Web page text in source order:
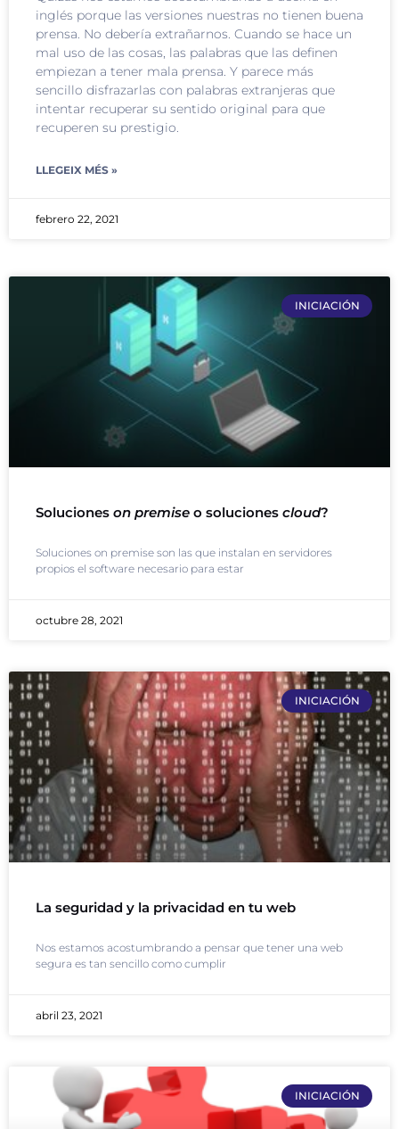
inglés porque las versiones nuestras no tienen buena
prensa. No debería extrañarnos. Cuando se hace un
mal uso de las cosas, las palabras que las definen
empiezan a tener mala prensa. Y parece más
sencillo disfrazarlas con palabras extranjeras que
intentar recuperar su sentido original para que
recuperen su prestigio.
LLEGEIX MÉS »
febrero 22, 2021
INICIACIÓN
Soluciones on premise o soluciones cloud?
Soluciones on premise son las que instalan en servidores
propios el software necesario para estar
octubre 28, 2021
INICIACIÓN
La seguridad y la privacidad en tu web
Nos estamos acostumbrando a pensar que tener una web
segura es tan sencillo como cumplir
abril 23, 2021
INICIACIÓN